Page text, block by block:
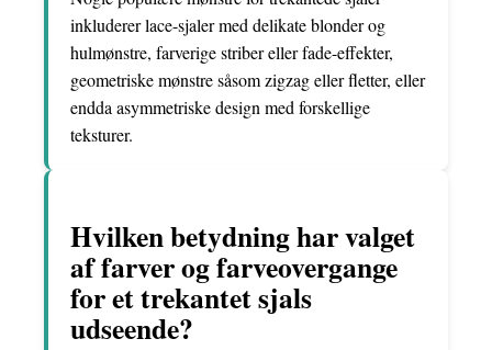
inkluderer lace-sjaler med delikate blonder og
hulmønstre, farverige striber eller fade-effekter,
geometriske mønstre såsom zigzag eller fletter, eller
endda asymmetriske design med forskellige
teksturer.
Hvilken betydning har valget
af farver og farveovergange
for et trekantet sjals
udseende?